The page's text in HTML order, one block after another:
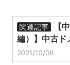
関連記事
【
編）】中古ド
2021/10/06